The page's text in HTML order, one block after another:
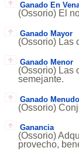
Ganado En
(Ossorio) El
Ganado Mayor
(Ossorio) Las
Ganado Menor
(Ossorio) Las
semejante.
Ganado Menudo
(Ossorio)
Ganancia
(Ossorio)
provecho,